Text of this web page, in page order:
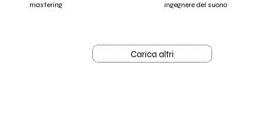
mastering ingegnere del suono
Carica altri